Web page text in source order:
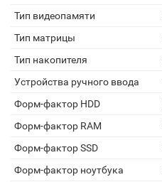
Тип видеопамяти
Тип матрицы
Тип накопителя
Устройства ручного ввода
Форм-фактор HDD
Форм-фактор RAM
Форм-фактор SSD
Форм-фактор ноутбука